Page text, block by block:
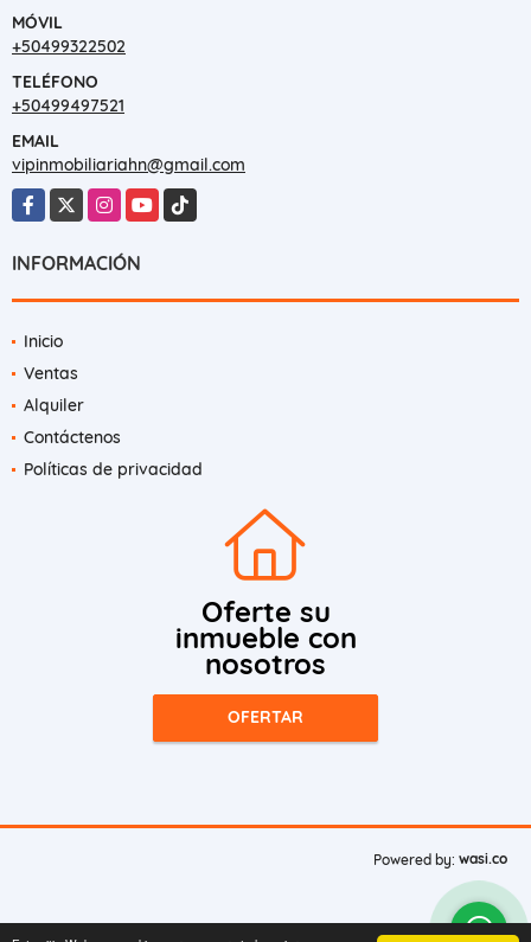
MÓVIL
+50499322502
TELÉFONO
+50499497521
EMAIL
vipinmobiliariahn@gmail.com
Facebook
X InstagramYouTubeTikTok
INFORMACIÓN
Inicio
Ventas
Alquiler
Contáctenos
Políticas de privacidad
Oferte su
inmueble con
nosotros
OFERTAR
Powered by: wasi.co